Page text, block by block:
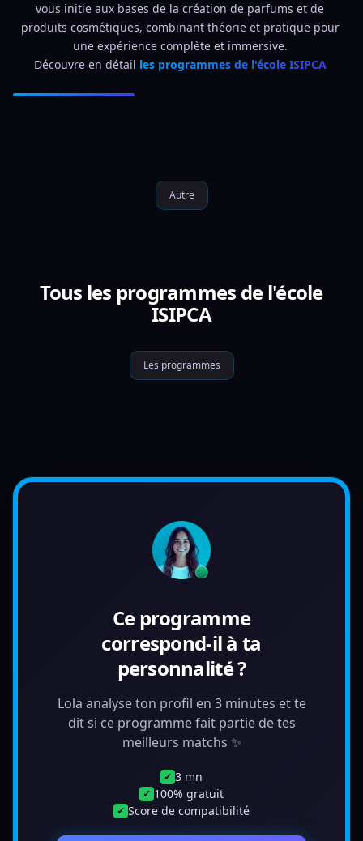
vous initie aux bases de la création de parfums et de
produits cosmétiques, combinant théorie et pratique pour
une expérience complète et immersive.
Découvre en détail les programmes de l'école ISIPCA
Autre
Tous les programmes de l'école
ISIPCA
Les programmes
Ce programme
correspond-il à ta
personnalité ?
Lola analyse ton profil en 3 minutes et te
dit si ce programme fait partie de tes
meilleurs matchs ✨
✓ 3 mn
✓ 100% gratuit
✓ Score de compatibilité